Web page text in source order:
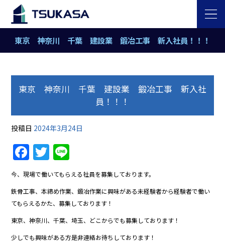
東京 神奈川 千葉 建設業 鍛冶工事 新入社員！！！
東京 神奈川 千葉 建設業 鍛冶工事 新入社
員！！！
投稿日 2024年3月24日
Facebook
Twitter
今、現場で働いてもらえる社員を募集しております。
鉄骨工事、本締め作業、鍛冶作業に興味がある未経験者から経験者で働い
てもらえるかた、募集しております！
東京、神奈川、千葉、埼玉、どこからでも募集しております！
少しでも興味がある方是非連絡お待ちしております！